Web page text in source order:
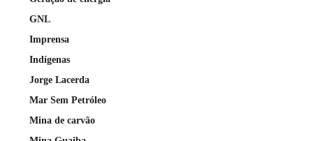
GNL
Imprensa
Indígenas
Jorge Lacerda
Mar Sem Petróleo
Mina de carvão